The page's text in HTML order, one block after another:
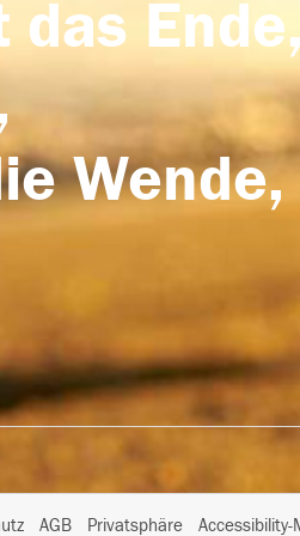
das
AGB Privatsphäre I